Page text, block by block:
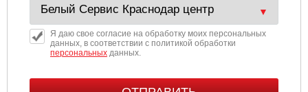
Я даю свое согласие на обработку моих персональных
данных, в соответствии с политикой обработки
персональныхданных.